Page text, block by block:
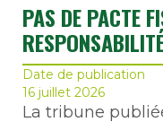
PAS DE PACTE
Date de publication
16 juillet 2026
La tribune